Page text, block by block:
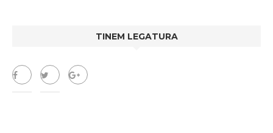
TINEM LEGATURA